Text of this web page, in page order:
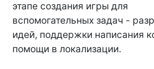
этапе создания игры для
вспомогательных задач -
идей, поддержки написания
помощи в локализации.